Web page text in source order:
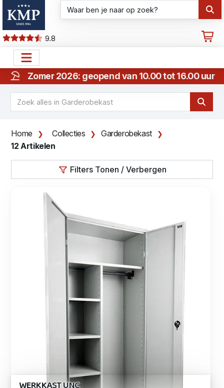
9.8
Zomer 2026: geopend van 10.00 tot 16.00 uur
Home Collecties
Garderobekast
12 Artikelen
Filters Tonen / Verbergen